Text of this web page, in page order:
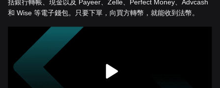
括銀行轉帳、現金以及 Payeer、Zelle、Perfect Money、Advcash
和 Wise 等電子錢包。只要下單，向買方轉幣，就能收到法幣。